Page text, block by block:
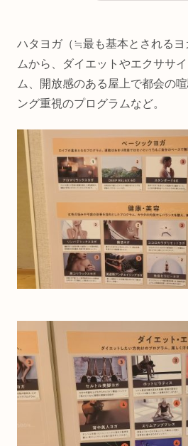
ハタヨガ（≒最も基本とされるヨ
ムから、ダイエットやエクササ
ム、開放感のある屋上で都会の
ング重視のプログラムなど。